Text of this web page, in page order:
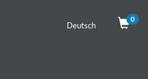
Deutsch
0